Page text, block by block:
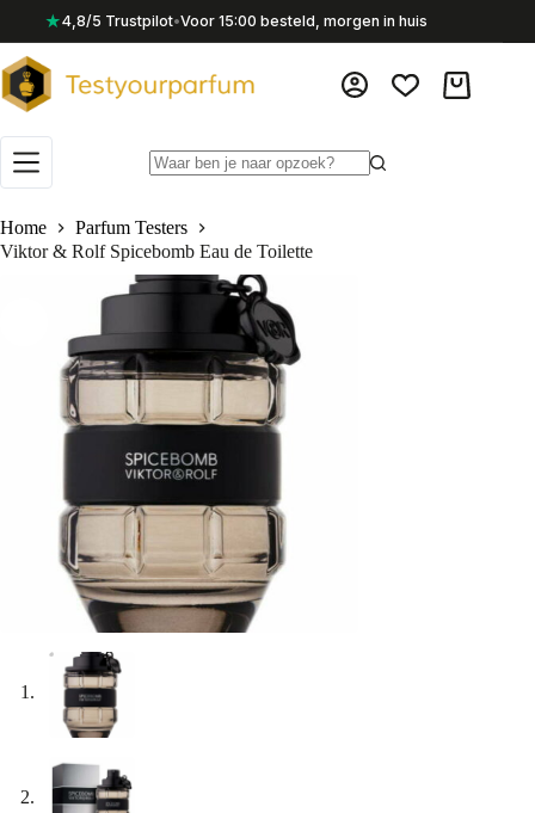
inhoud
★4,8/5 Trustpilot•Voor 15:00 besteld, morgen in huis
Home
Parfum Testers
Viktor & Rolf Spicebomb Eau de Toilette